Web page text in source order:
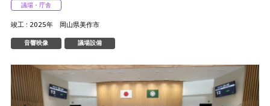
議場・庁舎
竣工 : 2025年 岡山県美作市
音響映像 議場設備